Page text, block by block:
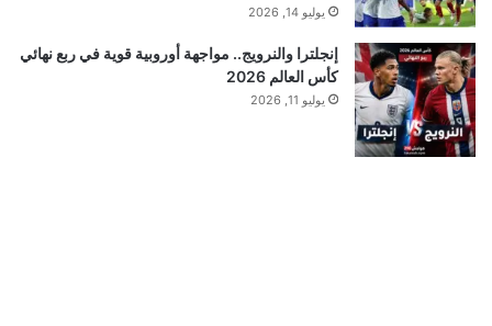
يوليو 14, 2026
إنجلترا والنرويج.. مواجهة أوروبية قوية في ربع نهائي
كأس العالم 2026
يوليو 11, 2026